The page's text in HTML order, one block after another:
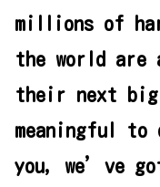
millions of
the world are
their next big
meaningful
you, we’ve